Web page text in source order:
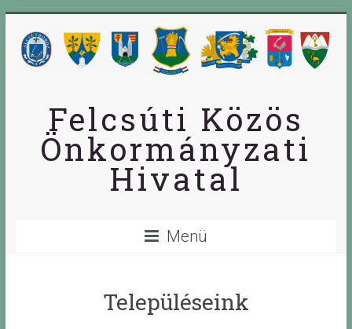
Felcsúti Közös
Önkormányzati
Hivatal
Menü
Településeink